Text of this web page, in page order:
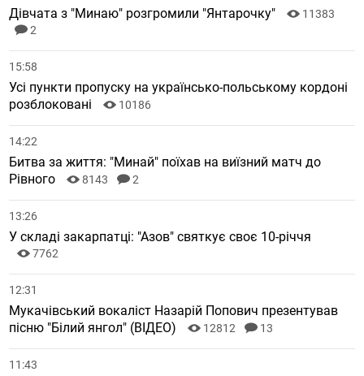
Дівчата з "Минаю" розгромили "Янтарочку"
11383
2
15:58
Усі пункти пропуску на українсько-польському кордоні
розблоковані
10186
14:22
Битва за життя: "Минай" поїхав на виїзний матч до
Рівного
8143 2
13:26
У складі закарпатці: "Азов" святкує своє 10-річчя
7762
12:31
Мукачівський вокаліст Назарій Попович презентував
пісню "Білий янгол" (ВІДЕО)
12812 13
11:43